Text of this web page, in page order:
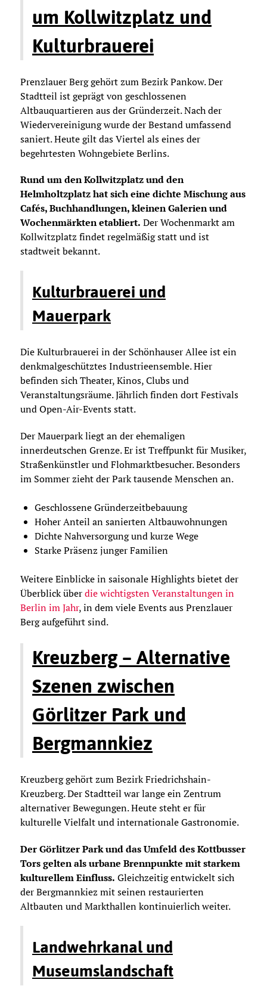
um Kollwitzplatz und
Kulturbrauerei
Prenzlauer Berg gehört zum Bezirk Pankow. Der
Stadtteil ist geprägt von geschlossenen
Altbauquartieren aus der Gründerzeit. Nach der
Wiedervereinigung wurde der Bestand umfassend
saniert. Heute gilt das Viertel als eines der
begehrtesten Wohngebiete Berlins.
Rund um den Kollwitzplatz und den
Helmholtzplatz hat sich eine dichte Mischung aus
Cafés, Buchhandlungen, kleinen Galerien und
Wochenmärkten etabliert. Der Wochenmarkt am
Kollwitzplatz findet regelmäßig statt und ist
stadtweit bekannt.
Kulturbrauerei und
Mauerpark
Die Kulturbrauerei in der Schönhauser Allee ist ein
denkmalgeschütztes Industrieensemble. Hier
befinden sich Theater, Kinos, Clubs und
Veranstaltungsräume. Jährlich finden dort Festivals
und Open-Air-Events statt.
Der Mauerpark liegt an der ehemaligen
innerdeutschen Grenze. Er ist Treffpunkt für Musiker,
Straßenkünstler und Flohmarktbesucher. Besonders
im Sommer zieht der Park tausende Menschen an.
Geschlossene Gründerzeitbebauung
Hoher Anteil an sanierten Altbauwohnungen
Dichte Nahversorgung und kurze Wege
Starke Präsenz junger Familien
Weitere Einblicke in saisonale Highlights bietet der
Überblick überdie wichtigsten Veranstaltungen in
Berlin im Jahr, in dem viele Events aus Prenzlauer
Berg aufgeführt sind.
Kreuzberg – Alternative
Szenen zwischen
Görlitzer Park und
Bergmannkiez
Kreuzberg gehört zum Bezirk Friedrichshain-
Kreuzberg. Der Stadtteil war lange ein Zentrum
alternativer Bewegungen. Heute steht er für
kulturelle Vielfalt und internationale Gastronomie.
Der Görlitzer Park und das Umfeld des Kottbusser
Tors gelten als urbane Brennpunkte mit starkem
kulturellem Einfluss. Gleichzeitig entwickelt sich
der Bergmannkiez mit seinen restaurierten
Altbauten und Markthallen kontinuierlich weiter.
Landwehrkanal und
Museumslandschaft